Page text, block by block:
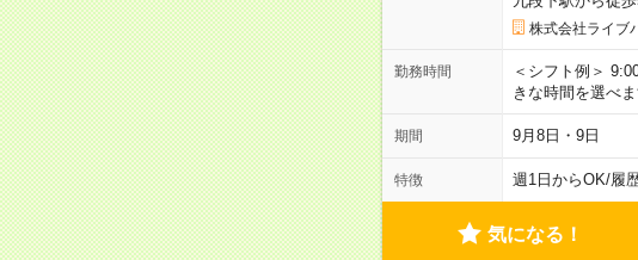
株式会社ライブ
勤務時間
＜シフト例＞
きな時間を選べ
期間 9月8日・9日
特徴 週1日からOK/履
気になる！